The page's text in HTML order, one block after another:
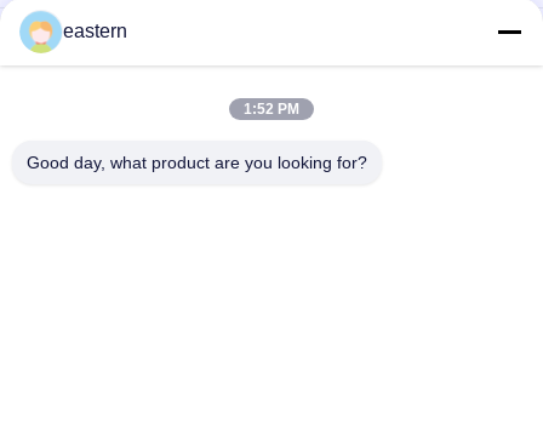
티르제 파티드 20mg 2 ML 펩타이드 바이알 병 라벨 스티커 인쇄
eastern
1:52 PM
Good day, what product are you looking for?